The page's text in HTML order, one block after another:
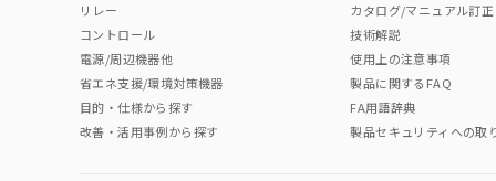
"対応済み"や非含有の記載がされた商品であっても、流通
非含有品が必要な際は、弊社営業部門もしくは販売店へお
リレー
コントロール
電源/周辺機器他
省エネ支援/環境対策機器
目的・仕様から探す
改善・活用事例から探す
カタログ/マニュアル訂正
技術解説
使用上の注意事項
製品に関するFAQ
FA用語辞典
製品セキュリティへの取